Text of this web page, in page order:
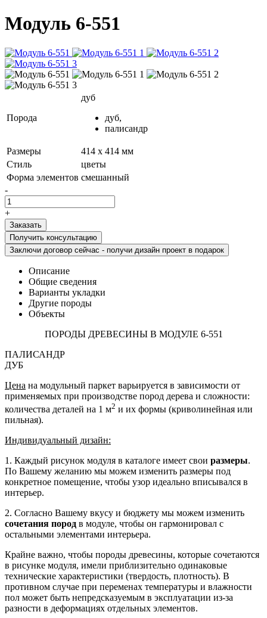
Модуль 6-551
Порода
дуб
дуб,
палисандр
Размеры
414 x 414 мм
Стиль
цветы
Форма элементов смешанный
-
+
Получить консультацию
Заключи договор сейчас - получи дизайн проект в подарок
Описание
Общие сведения
Варианты укладки
Другие породы
Объекты
ПОРОДЫ ДРЕВЕСИНЫ В МОДУЛЕ 6-551
ПАЛИСАНДР
ДУБ
Цена на модульный паркет варьируется в зависимости от
применяемых при производстве пород дерева и сложности:
количества деталей на 1 м2 и их формы (криволинейная или
пильная).
Индивидуальный дизайн:
1. Каждый рисунок модуля в каталоге имеет свои размеры.
По Вашему желанию мы можем изменить размеры под
конкретное помещение, чтобы узор идеально вписывался в
интерьер.
2. Согласно Вашему вкусу и бюджету мы можем изменить
сочетания пород в модуле, чтобы он гармонировал с
остальными элементами интерьера.
Крайне важно, чтобы породы древесины, которые сочетаются
в рисунке модуля, имели приблизительно одинаковые
технические характеристики (твердость, плотность). В
противном случае при переменах температуры и влажности
пол может быть непредсказуемым в эксплуатации из-за
разности в деформациях отдельных элементов.